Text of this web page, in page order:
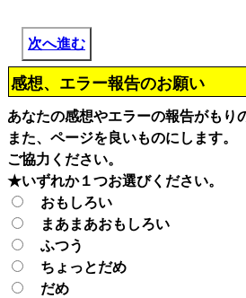
次へ進む
感想、エラー報告のお願い
あなたの感想やエラーの報告がもり
また、ページを良いものにします。
ご協力ください。
★いずれか１つお選びください。
おもしろい
まあまあおもしろい
ふつう
ちょっとだめ
だめ